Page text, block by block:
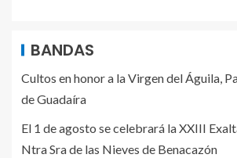
BANDAS
Cultos en honor a la Virgen del Águila,
de Guadaíra
El 1 de agosto se celebrará la XXIII
Ntra Sra de las Nieves de Benacazón